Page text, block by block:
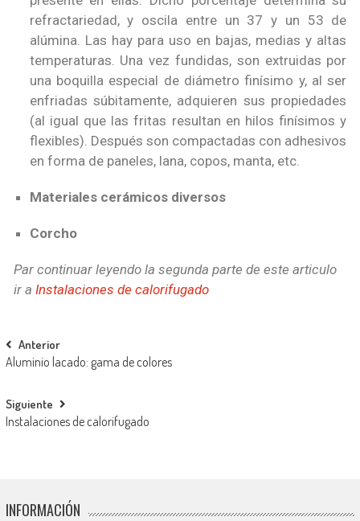
refractariedad, y oscila entre un 37 y un 53 de
alúmina. Las hay para uso en bajas, medias y altas
temperaturas. Una vez fundidas, son extruidas por
una boquilla especial de diámetro finísimo y, al ser
enfriadas súbitamente, adquieren sus propiedades
(al igual que las fritas resultan en hilos finísimos y
flexibles). Después son compactadas con adhesivos
en forma de paneles, lana, copos, manta, etc.
Materiales cerámicos diversos
Corcho
Par continuar leyendo la segunda parte de este articulo
ir a Instalaciones de calorifugado
Anterior
Aluminio lacado: gama de colores
Siguiente
Instalaciones de calorifugado
INFORMACIÓN